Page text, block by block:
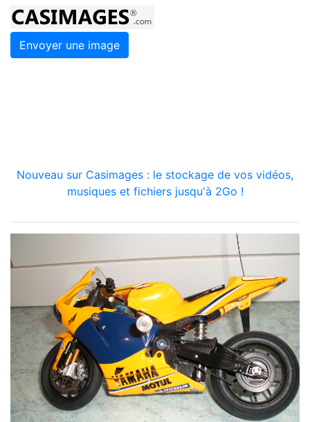
Envoyer une image
Nouveau sur Casimages : le stockage de vos vidéos,
musiques et fichiers jusqu'à 2Go !